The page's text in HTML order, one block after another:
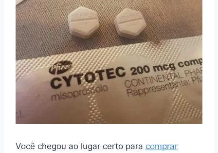
Você chegou ao lugar certo para comprar